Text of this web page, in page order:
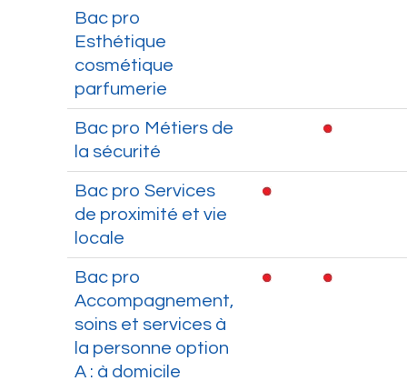
Bac pro
Esthétique
cosmétique
parfumerie
Bac pro Métiers de
la sécurité
Bac pro Services
de proximité et vie
locale
Bac pro
Accompagnement,
soins et services à
la personne option
A : à domicile